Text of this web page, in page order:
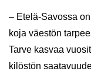
– Etelä-​Savossa
ko­ja väes­tön
Tarve kas­vaa
ki­lös­tön